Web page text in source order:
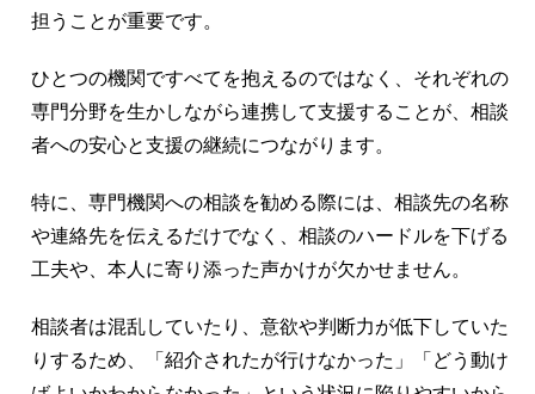
担うことが重要です。
ひとつの機関ですべてを抱えるのではなく、それぞれの
専門分野を生かしながら連携して支援することが、相談
者への安心と支援の継続につながります。
特に、専門機関への相談を勧める際には、相談先の名称
や連絡先を伝えるだけでなく、相談のハードルを下げる
工夫や、本人に寄り添った声かけが欠かせません。
相談者は混乱していたり、意欲や判断力が低下していた
りするため、「紹介されたが行けなかった」「どう動け